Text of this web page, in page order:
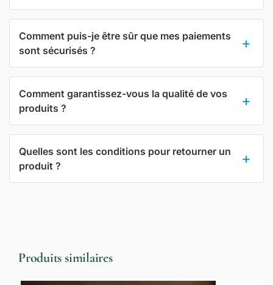
Comment puis-je être sûr que mes paiements
sont sécurisés ?
Comment garantissez-vous la qualité de vos
produits ?
Quelles sont les conditions pour retourner un
produit ?
Produits similaires